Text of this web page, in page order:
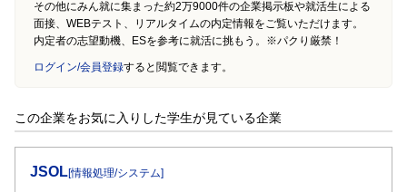
その他にみん就に集まった約2万9000件の企業掲示板や就活生による
面接、WEBテスト、リアルタイムの内定情報をご覧いただけます。
内定者の志望動機、ESを参考に就活に挑もう。※パクり厳禁！
ログイン/会員登録すると閲覧できます。
この企業をお気に入りした学生が見ている企業
JSOL[情報処理/システム]